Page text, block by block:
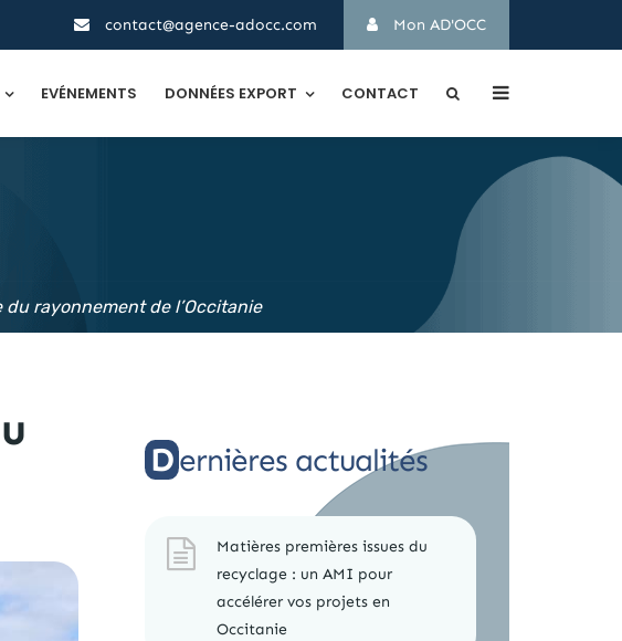
contact@agence-adocc.com Mon AD'OCC
EVÉNEMENTS DONNÉES EXPORT CONTACT
du rayonnement de l’Occitanie
Dernières actualités
Matières premières issues du
recyclage : un AMI pour
accélérer vos projets en
Occitanie